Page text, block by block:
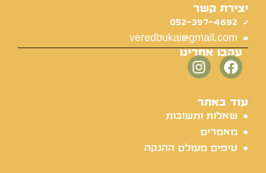
יצירת קשר
052-397-4692
veredbukai@gmail.com
עקבו אחרינו
עוד באתר
שאלות ותשובות
מאמרים
טיפים מעולם ההנקה